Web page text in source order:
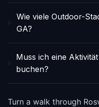
Wie viele Outdoor-
GA?
Muss ich eine
buchen?
Turn a walk through